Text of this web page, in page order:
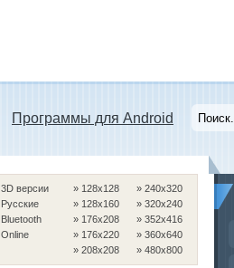
Программы для Android
3D версии
Русские
Bluetooth
Online
» 128x128
» 128x160
» 176x208
» 176x220
» 208x208
» 240x320
» 320x240
» 352x416
» 360x640
» 480x800